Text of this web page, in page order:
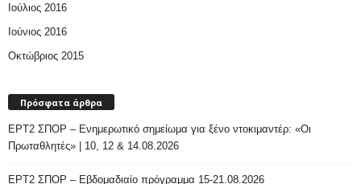
Ιούλιος 2016
Ιούνιος 2016
Οκτώβριος 2015
Πρόσφατα άρθρα
ΕΡΤ2 ΣΠΟΡ – Ενημερωτικό σημείωμα για ξένο ντοκιμαντέρ: «Οι
Πρωταθλητές» | 10, 12 & 14.08.2026
ΕΡΤ2 ΣΠΟΡ – Εβδομαδιαίο πρόγραμμα 15-21.08.2026